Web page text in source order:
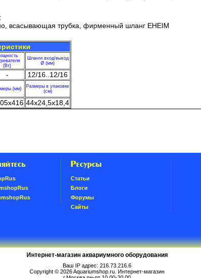
всасывающая трубка, фирменный шланг EHEIM
(Вт)
Шланги вход/выход
Ø (мм)
- 12/16..12/16
(мм)
Размеры в упаковке
(см)
44x24,5x18,4
Ресурсы
Статьи
Блоги
Форумы
Сайты
Интернет-магазин аквариумного оборудования
Ваш IP адрес: 216.73.216.6
Copyright © 2026Aquariumshop.ru . Интернет-магазин